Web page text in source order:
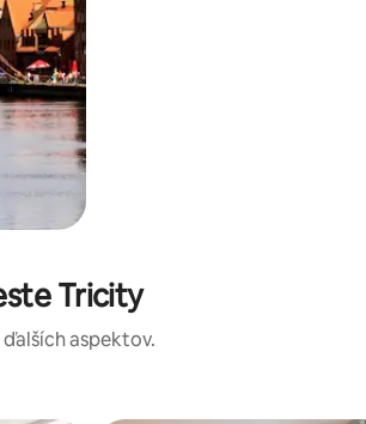
Tricity
aspektov.